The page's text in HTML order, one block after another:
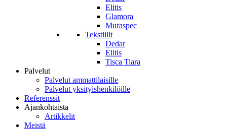
Elitis
Glamora
Muraspec
Tekstiilit
Dedar
Elitis
Tisca Tiara
Palvelut
Palvelut ammattilaisille
Palvelut yksityishenkilöille
Referenssit
Ajankohtaista
Artikkelit
Meistä